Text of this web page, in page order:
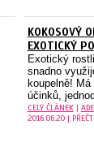
KOKOSOVÝ
EXOTICKÝ
Exotický
snadno
koupelně!
účinků,
CELÝ ČLÁNEK|
2016.06.20 |